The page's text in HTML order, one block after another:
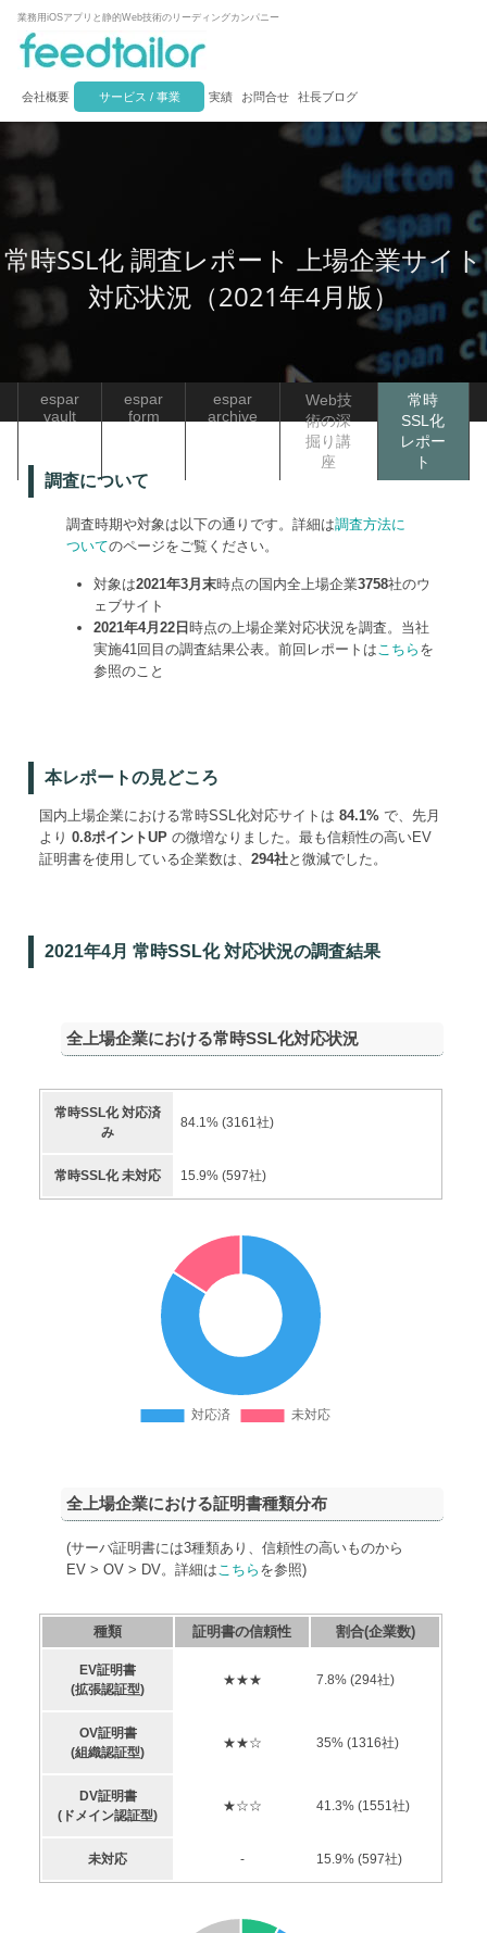
業務用iOSアプリと静的Web技術のリーディングカンパニー
社長ブログ
お問合せ
実績
サービス / 事業
会社概要
常時SSL化 調査レポート 上場企業サイト
対応状況（2021年4月版）
espar
vault
espar
form
espar
archive
Web技
術の深
掘り講
座
常時
SSL化
レポー
ト
調査について
調査時期や対象は以下の通りです。詳細は調査方法に
ついてのページをご覧ください。
対象は2021年3月末時点の国内全上場企業3758社のウ
ェブサイト
2021年4月22日 時点の上場企業対応状況を調査。当社
実施41回目の調査結果公表。前回レポートはこちら を
参照のこと
本レポートの見どころ
国内上場企業における常時SSL化対応サイトは 84.1% で、先月
より 0.8ポイントUP の微増なりました。最も信頼性の高いEV
証明書を使用している企業数は、 294社と微減でした。
2021年4月 常時SSL化 対応状況の調査結果
全上場企業における常時SSL化対応状況
常時SSL化 対応済
み
84.1% (3161社)
常時SSL化 未対応 15.9% (597社)
全上場企業における証明書種類分布
(サーバ証明書には3種類あり、信頼性の高いものから
EV > OV > DV。詳細はこちら を参照)
種類 証明書の信頼性 割合(企業数)
EV証明書
(拡張認証型)
★★★ 7.8% (294社)
OV証明書
(組織認証型)
★★☆ 35% (1316社)
DV証明書
(ドメイン認証型)
★☆☆ 41.3% (1551社)
未対応 - 15.9% (597社)